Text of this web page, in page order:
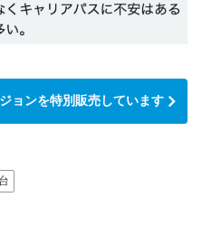
ョンを特別販売しています